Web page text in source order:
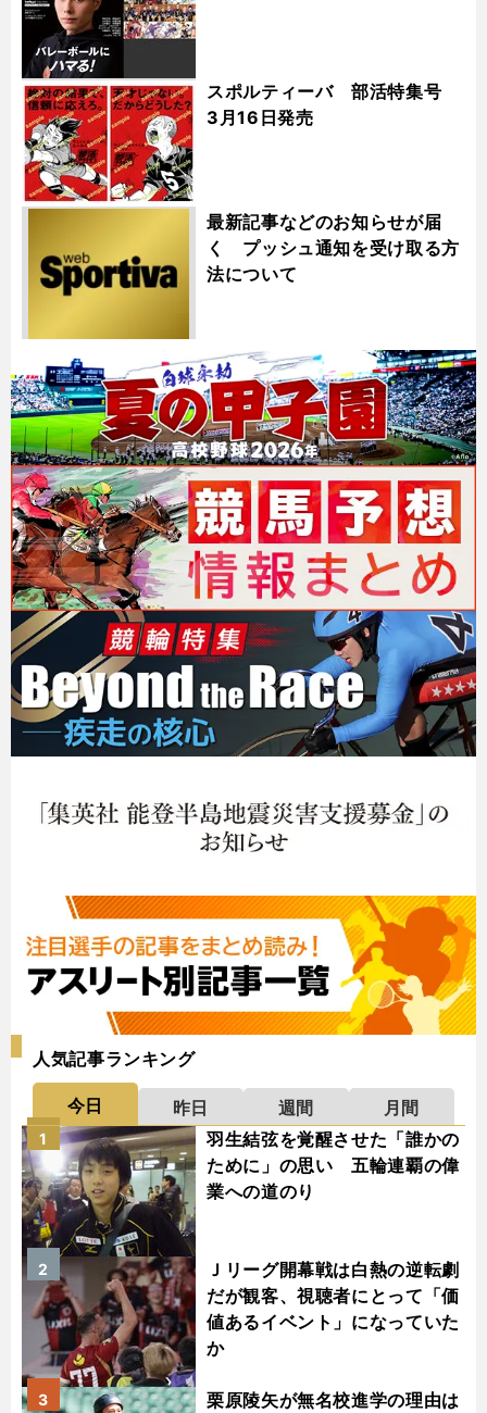
スポルティーバ 部活特集号
3月16日発売
最新記事などのお知らせが届
く プッシュ通知を受け取る方
法について
人気記事ランキング
今日 昨日 週間
月間
羽生結弦を覚醒させた「誰かの
ために」の思い 五輪連覇の偉
業への道のり
1
Ｊリーグ開幕戦は白熱の逆転劇
だが観客、視聴者にとって「価
値あるイベント」になっていた
か
2
栗原陵矢が無名校進学の理由は
3